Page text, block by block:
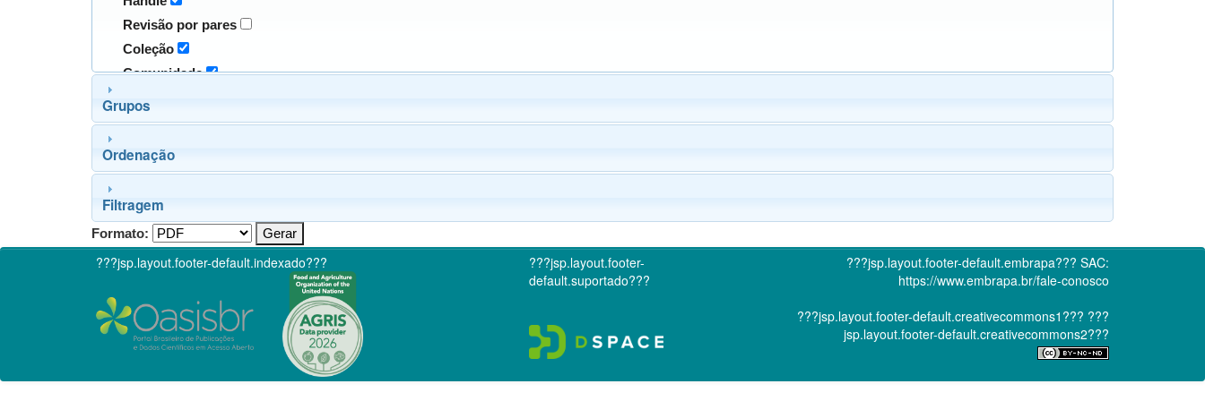
Revisão por pares
Coleção
Comunidade
Grupos
Ordenação
Filtragem
Formato:
???jsp.layout.footer-default.indexado???
???jsp.layout.footer-
default.suportado???
???jsp.layout.footer-default.embrapa??? SAC:
https://www.embrapa.br/fale-conosco
???jsp.layout.footer-default.creativecommons1??? ???
jsp.layout.footer-default.creativecommons2???